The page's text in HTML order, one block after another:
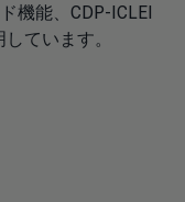
機能、CDP-ICLEI
ています。